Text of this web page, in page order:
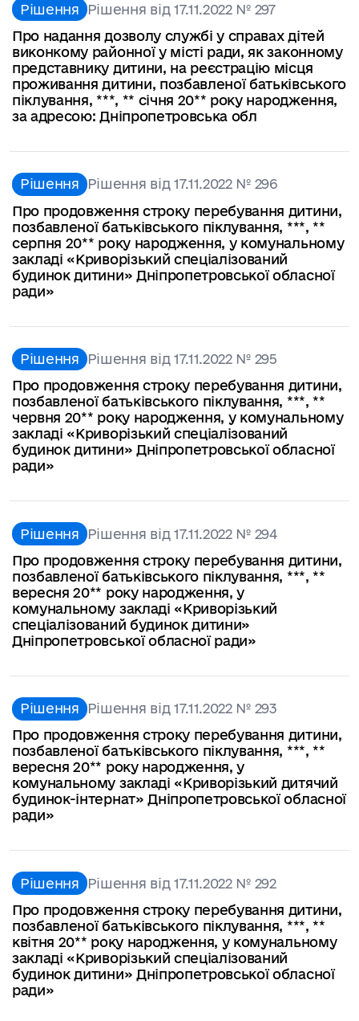
Рішення Рішення від 17.11.2022 № 297
Про надання дозволу службі у справах дітей
виконкому районної у місті ради, як законному
представнику дитини, на реєстрацію місця
проживання дитини, позбавленої батьківського
піклування, ***, ** січня 20** року народження,
за адресою: Дніпропетровська обл
Рішення Рішення від 17.11.2022 № 296
Про продовження строку перебування дитини,
позбавленої батьківського піклування, ***, **
серпня 20** року народження, у комунальному
закладі «Криворізький спеціалізований
будинок дитини» Дніпропетровської обласної
ради»
Рішення Рішення від 17.11.2022 № 295
Про продовження строку перебування дитини,
позбавленої батьківського піклування, ***, **
червня 20** року народження, у комунальному
закладі «Криворізький спеціалізований
будинок дитини» Дніпропетровської обласної
ради»
Рішення Рішення від 17.11.2022 № 294
Про продовження строку перебування дитини,
позбавленої батьківського піклування, ***, **
вересня 20** року народження, у
комунальному закладі «Криворізький
спеціалізований будинок дитини»
Дніпропетровської обласної ради»
Рішення Рішення від 17.11.2022 № 293
Про продовження строку перебування дитини,
позбавленої батьківського піклування, ***, **
вересня 20** року народження, у
комунальному закладі «Криворізький дитячий
будинок-інтернат» Дніпропетровської обласної
ради»
Рішення Рішення від 17.11.2022 № 292
Про продовження строку перебування дитини,
позбавленої батьківського піклування, ***, **
квітня 20** року народження, у комунальному
закладі «Криворізький спеціалізований
будинок дитини» Дніпропетровської обласної
ради»